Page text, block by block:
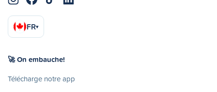
FR▾
🚀 On embauche!
Télécharge notre app